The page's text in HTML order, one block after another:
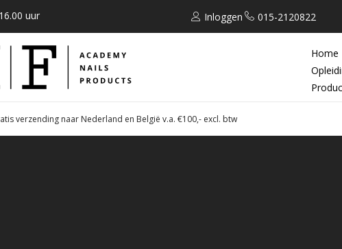
uur Inloggen 015-2120822
Home
verzending naar Nederland en België v.a. €100,- excl. btw